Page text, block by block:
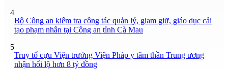
4
Bộ Công an kiểm tra công tác quản lý, giam giữ, giáo dục cải
tạo phạm nhân tại Công an tỉnh Cà Mau
5
Truy tố cựu Viện trưởng Viện Pháp y tâm thần Trung ương
nhận hối lộ hơn 8 tỷ đồng